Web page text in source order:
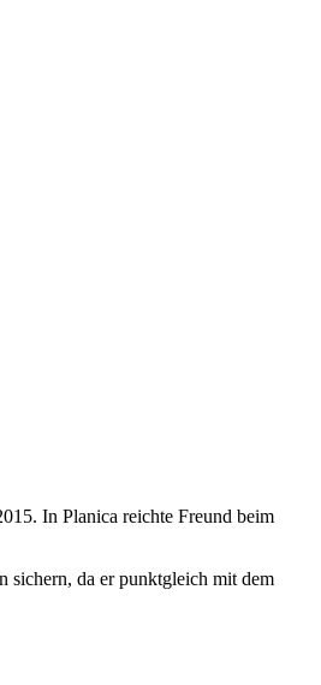
In Planica reichte Freund beim
sichern, da er punktgleich mit dem